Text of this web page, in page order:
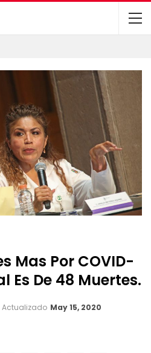
Mas Por COVID-
Es De 48 Muertes.
Actualizado May 15, 2020